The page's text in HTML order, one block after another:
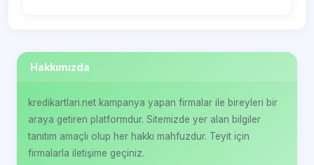
Hakkımızda
kredikartlari.net kampanya yapan firmalar ile bireyleri bir
araya getiren platformdur. Sitemizde yer alan bilgiler
tanıtım amaçlı olup her hakkı mahfuzdur. Teyit için
firmalarla iletişime geçiniz.